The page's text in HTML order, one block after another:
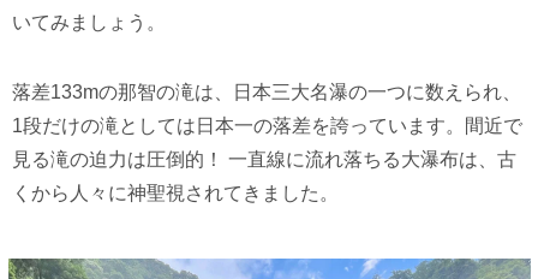
いてみましょう。
落差133mの那智の滝は、日本三大名瀑の一つに数えられ、
1段だけの滝としては日本一の落差を誇っています。間近で
見る滝の迫力は圧倒的！ 一直線に流れ落ちる大瀑布は、古
くから人々に神聖視されてきました。